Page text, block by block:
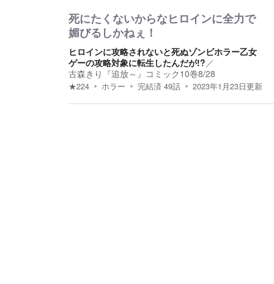
死にたくないからなヒロインに全力で
媚びるしかねぇ！
ヒロインに攻略されないと死ぬゾンビホラー乙女
ゲーの攻略対象に転生したんだが!?／
古森きり『追放～』コミック10巻8/28
★224 ホラー 完結済 49話 2023年1月23日更新